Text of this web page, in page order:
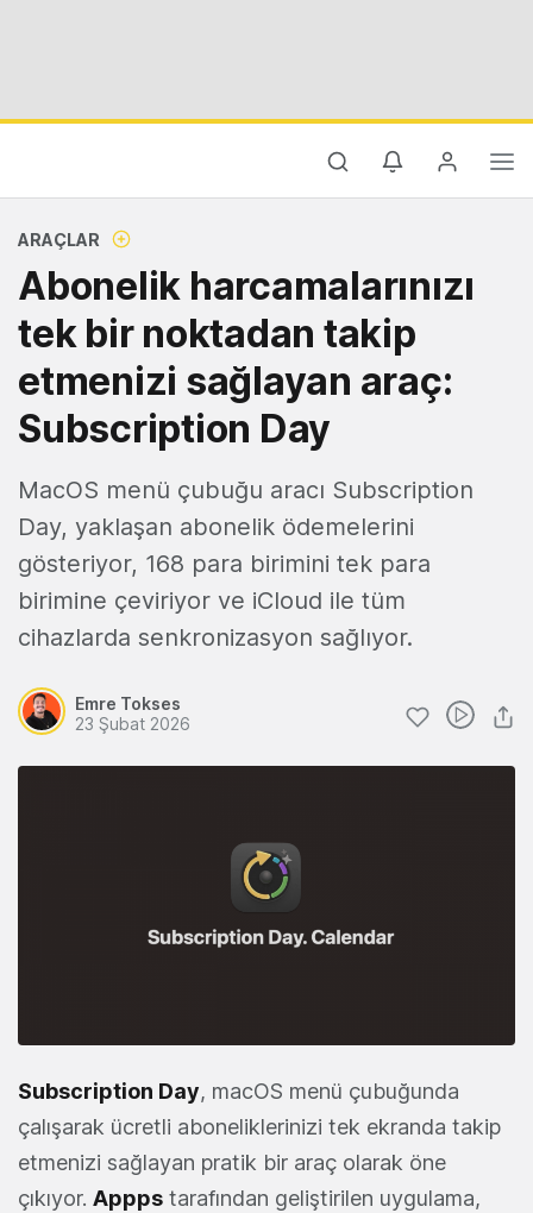
ARAÇLAR
Abonelik harcamalarınızı
tek bir noktadan takip
etmenizi sağlayan araç:
Subscription Day
MacOS menü çubuğu aracı Subscription
Day, yaklaşan abonelik ödemelerini
gösteriyor, 168 para birimini tek para
birimine çeviriyor ve iCloud ile tüm
cihazlarda senkronizasyon sağlıyor.
Emre Tokses
23 Şubat 2026
Subscription Day, macOS menü çubuğunda
çalışarak ücretli aboneliklerinizi tek ekranda takip
etmenizi sağlayan pratik bir araç olarak öne
çıkıyor. Appps tarafından geliştirilen uygulama,